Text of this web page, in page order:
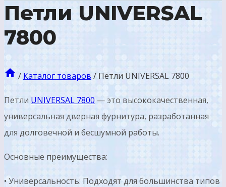
Петли UNIVERSAL
7800
/ Каталог товаров / Петли UNIVERSAL 7800
Петли UNIVERSAL 7800 — это высококачественная,
универсальная дверная фурнитура, разработанная
для долговечной и бесшумной работы.
Основные преимущества:
• Универсальность: Подходят для большинства типов